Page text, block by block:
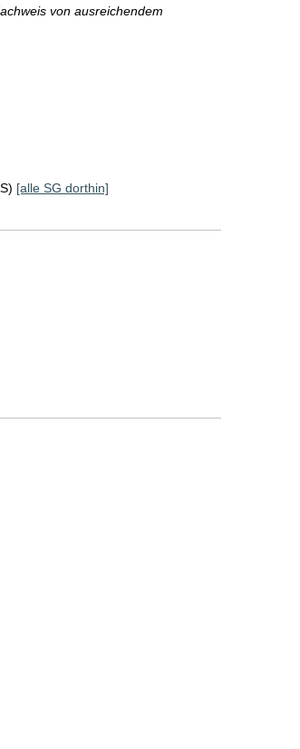
von ausreichendem
[alle SG dorthin]